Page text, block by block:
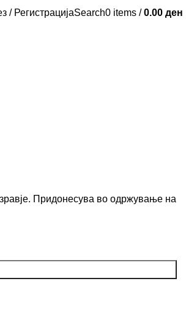
/ РегистрацијаSearch0 items / 0.00 ден
Придонесува во одржување на